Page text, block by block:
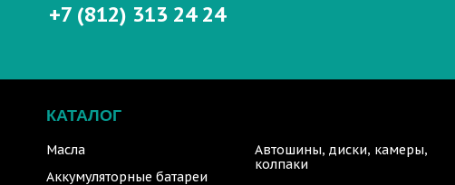
+7 (812) 313 24 24
КАТАЛОГ
Масла
Аккумуляторные батареи
Автошины, диски, камеры,
колпаки